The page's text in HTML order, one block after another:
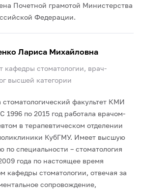
Почетной грамотой Министерства
Федерации.
Лариса Михайловна
кафедры стоматологии, врач-
высшей категории
стоматологический факультет КМИ
по 2015 год работала врачом-
в терапевтическом отделении
КубГМУ. Имеет высшую
по специальности – стоматология
года по настоящее время
кафедры стоматологии, отвечая за
сопровождение,